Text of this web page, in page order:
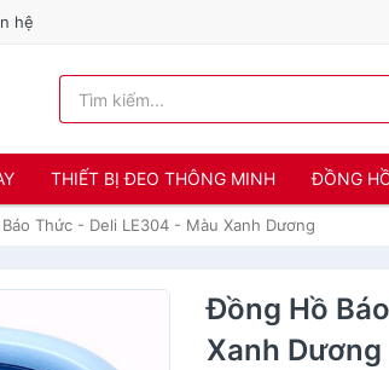
hệ
THIẾT BỊ ĐEO THÔNG MINH ĐỒNG
Thức - Deli LE304 - Màu Xanh Dương
Đồng Hồ
Xanh Dương